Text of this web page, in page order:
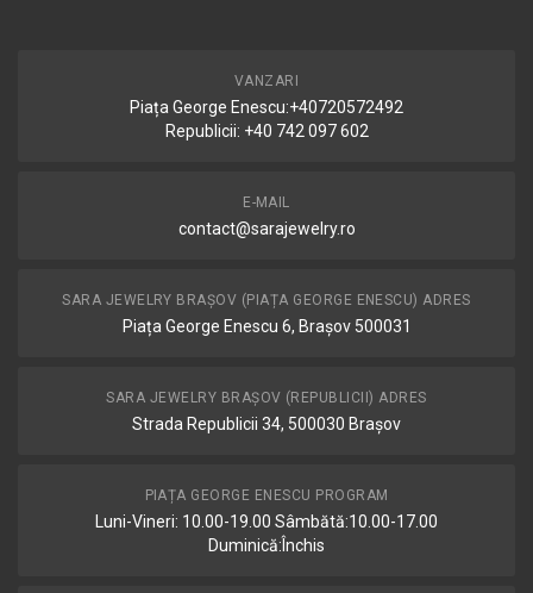
VANZARI
Piața George Enescu:+40720572492
Republicii: +40 742 097 602
E-MAIL
contact@sarajewelry.ro
SARA JEWELRY BRAȘOV (PIAȚA GEORGE ENESCU) ADRES
Piața George Enescu 6, Brașov 500031
SARA JEWELRY BRAȘOV (REPUBLICII) ADRES
Strada Republicii 34, 500030 Brașov
PIAȚA GEORGE ENESCU PROGRAM
Luni-Vineri: 10.00-19.00 Sâmbătă:10.00-17.00
Duminică:Închis